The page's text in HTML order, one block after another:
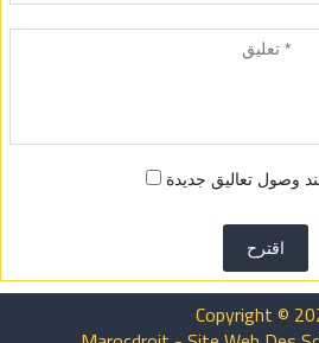
وصول تعاليق جديدة
اقترح
Copyright ©